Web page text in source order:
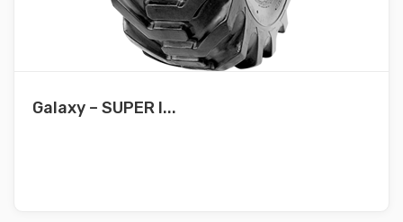
Galaxy – SUPER I...